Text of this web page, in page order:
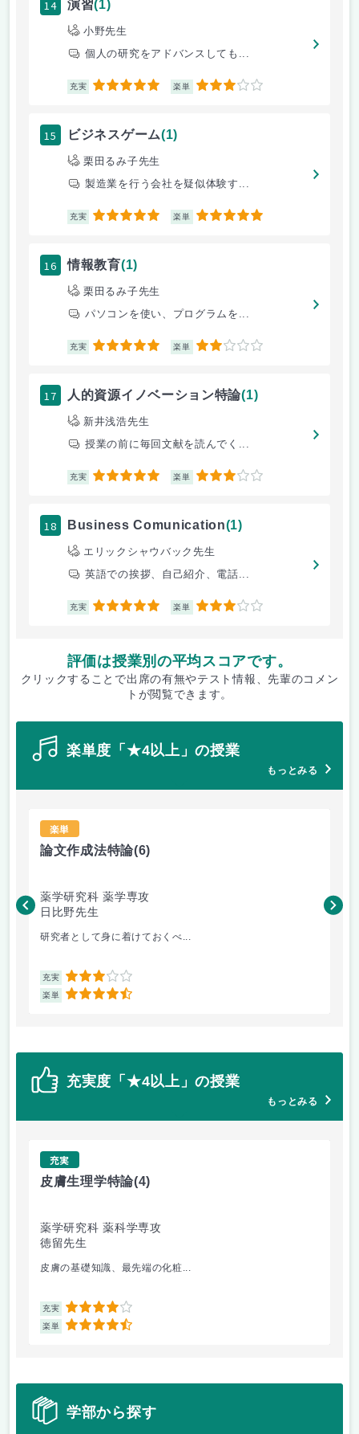
14 演習(1)
小野先生
個人の研究をアドバンスしても...
充実 5 楽単 3
15 ビジネスゲーム(1)
栗田るみ子先生
製造業を行う会社を疑似体験す...
充実 5 楽単 5
16 情報教育(1)
栗田るみ子先生
パソコンを使い、プログラムを...
充実 5 楽単 2
17 人的資源イノベーション特論(1)
新井浅浩先生
授業の前に毎回文献を読んでく...
充実 5 楽単 3
18 Business Comunication(1)
エリックシャウバック先生
英語での挨拶、自己紹介、電話...
充実 5 楽単 3
評価は授業別の平均スコアです。
クリックすることで出席の有無やテスト情報、先輩のコメン
トが閲覧できます。
楽単度「★4以上」の授業
もっとみる
楽単
論文作成法特論(6)
薬学研究科 薬学専攻
日比野先生
研究者として身に着けておくべ...
充実 3
楽単 4.5
杉
充実度「★4以上」の授業
もっとみる
充実
皮膚生理学特論(4)
薬学研究科 薬科学専攻
徳留先生
皮膚の基礎知識、最先端の化粧...
充実 4
楽単 4.5
学部から探す